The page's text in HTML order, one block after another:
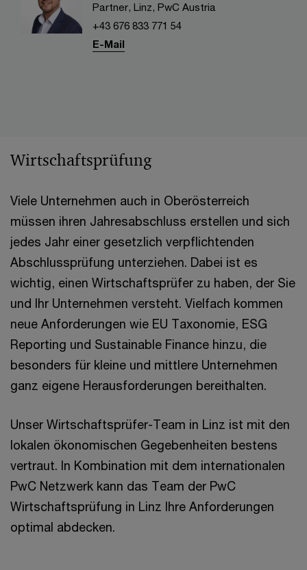
Partner, Linz, PwC Austria
+43 676 833 771 54
E-Mail
Wirtschaftsprüfung
Viele Unternehmen auch in Oberösterreich
müssen ihren Jahresabschluss erstellen und sich
jedes Jahr einer gesetzlich verpflichtenden
Abschlussprüfung unterziehen. Dabei ist es
wichtig, einen Wirtschaftsprüfer zu haben, der Sie
und Ihr Unternehmen versteht. Vielfach kommen
neue Anforderungen wie EU Taxonomie, ESG
Reporting und Sustainable Finance hinzu, die
besonders für kleine und mittlere Unternehmen
ganz eigene Herausforderungen bereithalten.
Unser Wirtschaftsprüfer-Team in Linz ist mit den
lokalen ökonomischen Gegebenheiten bestens
vertraut. In Kombination mit dem internationalen
PwC Netzwerk kann das Team der PwC
Wirtschaftsprüfung in Linz Ihre Anforderungen
optimal abdecken.